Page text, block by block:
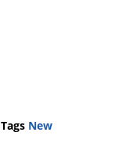
Tags New